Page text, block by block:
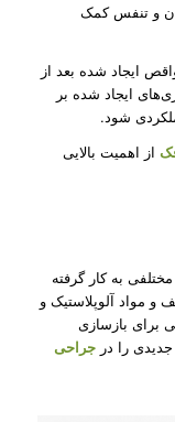
و تنفس کمک
ایجاد شده بعد از
ایجاد شده بر
شود.
از اهمیت بالایی
به کار گرفته
و مواد آلوپلاستیک و
برای بازسازی
را در جراحی